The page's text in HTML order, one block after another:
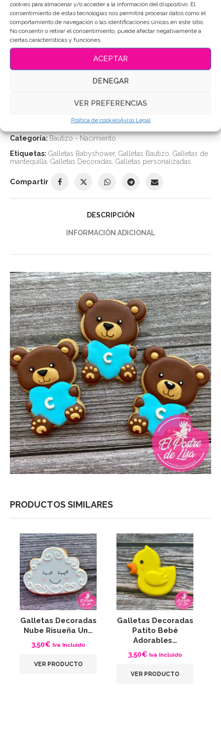
cookies para almacenar y/o acceder a la información del dispositivo. El
consentimiento de estas tecnologías nos permitirá procesar datos como el
comportamiento de navegación o las identificaciones únicas en este sitio.
No consentir o retirar el consentimiento, puede afectar negativamente a
ciertas características y funciones.
ACEPTAR
DENEGAR
VER PREFERENCIAS
Política de cookiesAviso Legal
Color Azul Rosa
Puedes consultar los ingredientesaquí.
Categoría:Bautizo - Nacimiento
Etiquetas: Galletas Babyshower, Galletas Bautizo, Galletas de
mantequilla, Galletas Decoradas, Galletas personalizadas
Compartir
DESCRIPCIÓN
INFORMACIÓN ADICIONAL
PRODUCTOS SIMILARES
Galletas Decoradas
Nube Risueña Un…
3,50€ Iva Incluido
VER PRODUCTO
Galletas Decoradas
Patito Bebé
Adorables…
3,50€ Iva Incluido
VER PRODUCTO